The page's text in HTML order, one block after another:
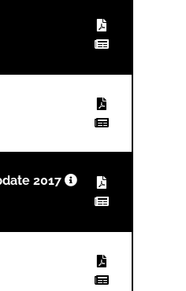
2017